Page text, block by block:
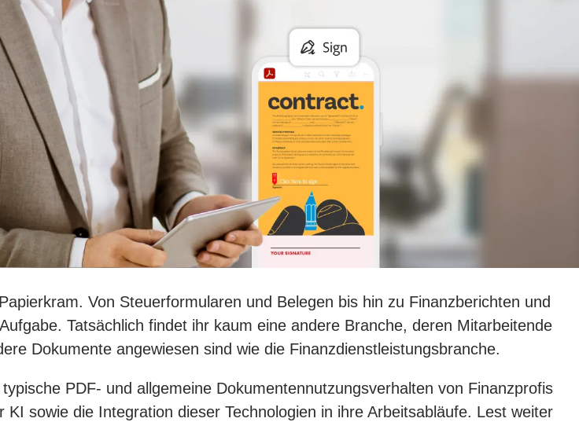
Von Steuerformularen und Belegen bis hin zu Finanzberichten und
Tatsächlich findet ihr kaum eine andere Branche, deren Mitarbeitende
Dokumente angewiesen sind wie die Finanzdienstleistungsbranche.
PDF- und allgemeine Dokumentennutzungsverhalten von Finanzprofis
sowie die Integration dieser Technologien in ihre Arbeitsabläufe. Lest weiter